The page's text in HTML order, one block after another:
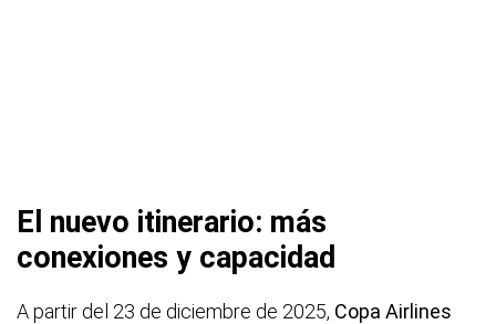
El nuevo itinerario: más
conexiones y capacidad
A partir del 23 de diciembre de 2025, Copa Airlines